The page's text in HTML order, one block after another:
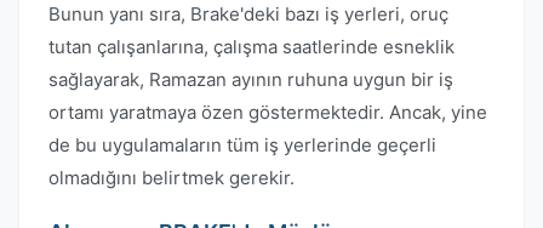
Bunun yanı sıra, Brake'deki bazı iş yerleri, oruç
tutan çalışanlarına, çalışma saatlerinde esneklik
sağlayarak, Ramazan ayının ruhuna uygun bir iş
ortamı yaratmaya özen göstermektedir. Ancak, yine
de bu uygulamaların tüm iş yerlerinde geçerli
olmadığını belirtmek gerekir.